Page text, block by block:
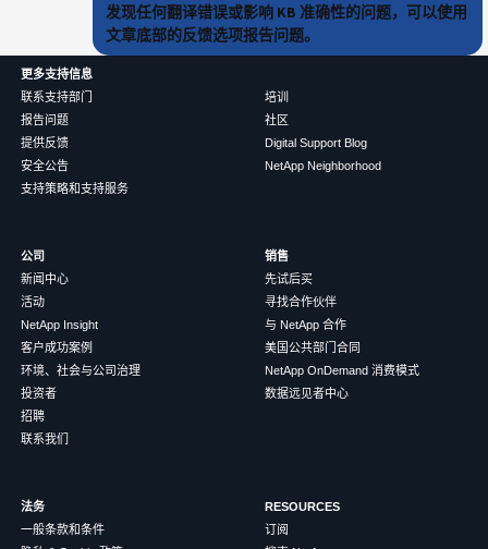
发现任何翻译错误或影响 KB 准确性的问题，可以使用
文章底部的反馈选项报告问题。
更多支持信息
联系支持部门
报告问题
提供反馈
安全公告
支持策略和支持服务
培训
社区
Digital Support Blog
NetApp Neighborhood
公司
新闻中心
活动
NetApp Insight
客户成功案例
环境、社会与公司治理
投资者
招聘
联系我们
销售
先试后买
寻找合作伙伴
与 NetApp 合作
美国公共部门合同
NetApp OnDemand 消费模式
数据远见者中心
法务
一般条款和条件
RESOURCES
订阅